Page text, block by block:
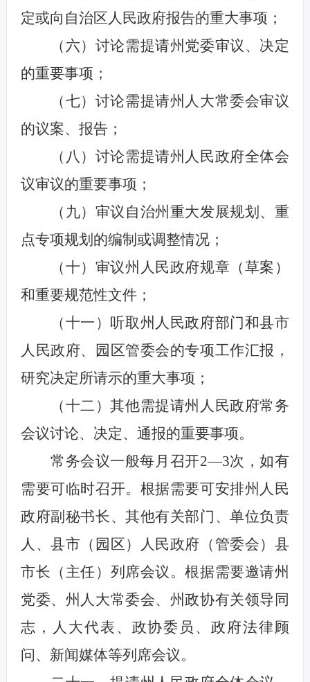
定或向自治区人民政府报告的重大事项；
（六）讨论需提请州党委审议、决定
的重要事项；
（七）讨论需提请州人大常委会审议
的议案、报告；
（八）讨论需提请州人民政府全体会
议审议的重要事项；
（九）审议自治州重大发展规划、重
点专项规划的编制或调整情况；
（十）审议州人民政府规章（草案）
和重要规范性文件；
（十一）听取州人民政府部门和县市
人民政府、园区管委会的专项工作汇报，
研究决定所请示的重大事项；
（十二）其他需提请州人民政府常务
会议讨论、决定、通报的重要事项。
常务会议一般每月召开2—3次，如有
需要可临时召开。根据需要可安排州人民
政府副秘书长、其他有关部门、单位负责
人、县市（园区）人民政府（管委会）县
市长（主任）列席会议。根据需要邀请州
党委、州人大常委会、州政协有关领导同
志，人大代表、政协委员、政府法律顾
问、新闻媒体等列席会议。